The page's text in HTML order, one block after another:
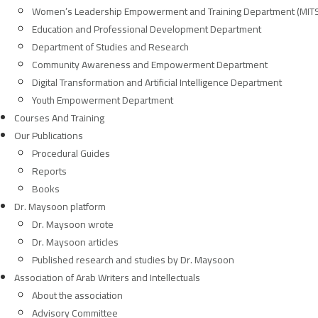
Women’s Leadership Empowerment and Training Department
Education and Professional Development Department
Department of Studies and Research
Community Awareness and Empowerment Department
Digital Transformation and Artificial Intelligence Department
Youth Empowerment Department
Courses And Training
Our Publications
Procedural Guides
Reports
Books
Dr. Maysoon platform
Dr. Maysoon wrote
Dr. Maysoon articles
Published research and studies by Dr. Maysoon
Association of Arab Writers and Intellectuals
About the association
Advisory Committee